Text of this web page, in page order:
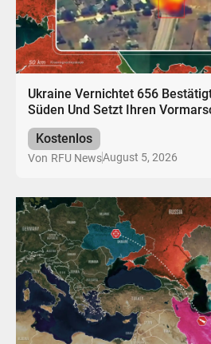
Ukraine Vernichtet 656
Süden Und Setzt Ihren
Kostenlos
Von RFU NewsAugust 5, 2026